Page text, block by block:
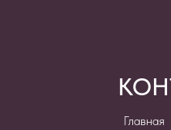
Главная